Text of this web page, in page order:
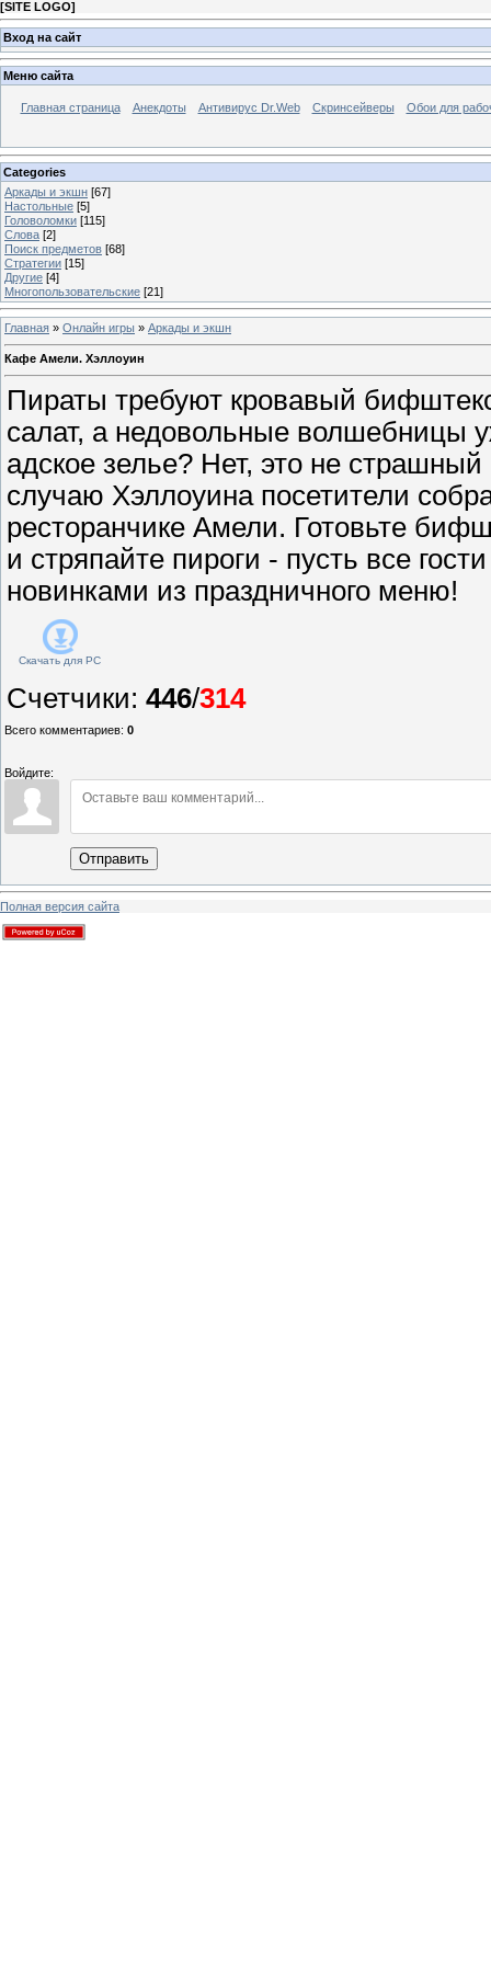
[SITE LOGO]
Вход на сайт
Меню сайта
Главная страница Анекдоты Антивирус Dr.Web Скринсейверы Обои для
Categories
Аркады и экшн [67]
Настольные [5]
Головоломки [115]
Слова [2]
Поиск предметов [68]
Стратегии [15]
Другие [4]
Многопользовательские [21]
Главная » Онлайн игры » Аркады и экшн
Кафе Амели. Хэллоуин
Пираты требуют кровавый
салат, а недовольные волшебницы
адское зелье? Нет, это не
случаю Хэллоуина посетители
ресторанчике Амели. Готовьте
и стряпайте пироги - пусть все
новинками из праздничного меню!
Скачать для PC
Счетчики: 446/314
Всего комментариев: 0
Войдите:
Отправить
Полная версия сайта